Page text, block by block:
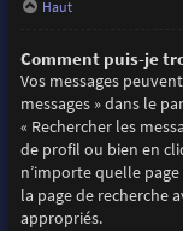
Haut
Comment puis-je
Vos messages
messages » dans le
« Rechercher les
de profil ou bien en
n’importe quelle
la page de recherche
appropriés.